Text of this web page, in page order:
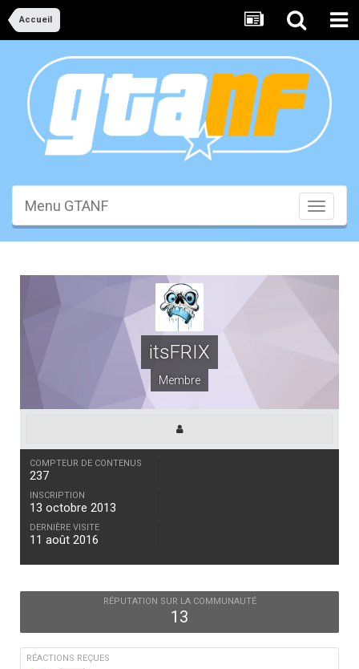
Accueil
Toggle
Menu GTANF
itsFRIX
Membre
COMPTEUR DE CONTENUS
237
INSCRIPTION
13 octobre 2013
DERNIÈRE VISITE
11 août 2016
RÉPUTATION SUR LA COMMUNAUTÉ
13
RÉACTIONS REÇUES